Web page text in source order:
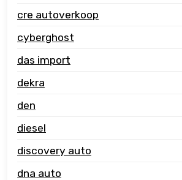
cre autoverkoop
cyberghost
das import
dekra
den
diesel
discovery auto
dna auto